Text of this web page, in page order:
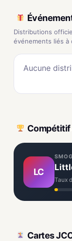
Distributions
événements liés à
Aucune
Compétitif
LC
Taux
Cartes